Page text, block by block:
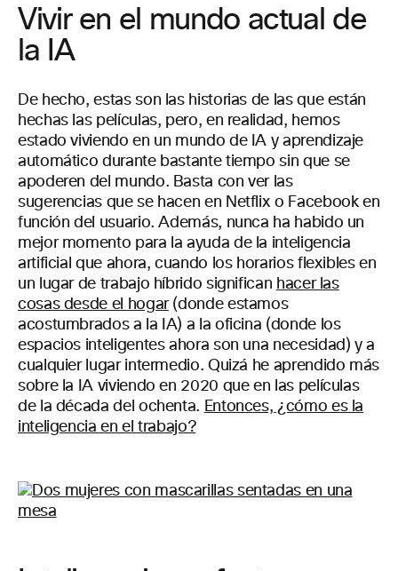
Vivir en el mundo actual de
la IA
De hecho, estas son las historias de las que están
hechas las películas, pero, en realidad, hemos
estado viviendo en un mundo de IA y aprendizaje
automático durante bastante tiempo sin que se
apoderen del mundo. Basta con ver las
sugerencias que se hacen en Netflix o Facebook en
función del usuario. Además, nunca ha habido un
mejor momento para la ayuda de la inteligencia
artificial que ahora, cuando los horarios flexibles en
un lugar de trabajo híbrido significan hacer las
cosas desde el hogar(donde estamos
acostumbrados a la IA) a la oficina (donde los
espacios inteligentes ahora son una necesidad) y a
cualquier lugar intermedio. Quizá he aprendido más
sobre la IA viviendo en 2020 que en las películas
de la década del ochenta. Entonces, ¿cómo es la
inteligencia en el trabajo?